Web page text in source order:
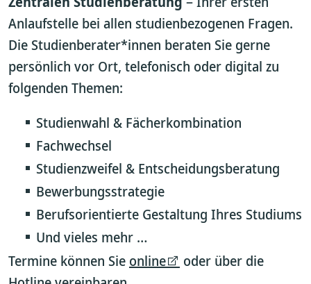
Anlaufstelle bei allen studienbezogenen Fragen.
Die Studienberater*innen beraten Sie gerne
persönlich vor Ort, telefonisch oder digital zu
folgenden Themen:
Studienwahl & Fächerkombination
Fachwechsel
Studienzweifel & Entscheidungsberatung
Bewerbungsstrategie
Berufsorientierte Gestaltung Ihres Studiums
Und vieles mehr …
Termine können Sie online
oder über die